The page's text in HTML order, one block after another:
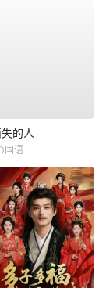
的人
国语